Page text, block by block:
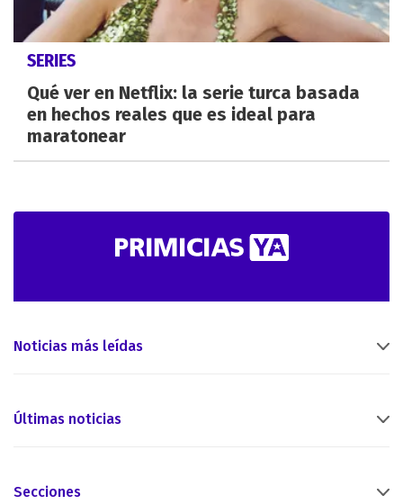
SERIES
Qué ver en Netflix: la serie turca basada
en hechos reales que es ideal para
maratonear
Noticias más leídas
Últimas noticias
Secciones